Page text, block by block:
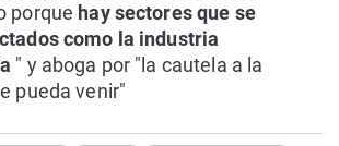
porque hay sectores que se
como la industria
" y aboga por "la cautela a la
pueda venir"